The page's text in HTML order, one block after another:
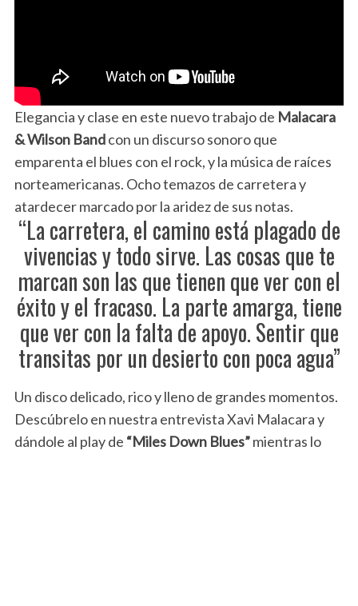
Elegancia y clase en este nuevo trabajo de Malacara
& Wilson Bandcon un discurso sonoro que
emparenta el blues con el rock, y la música de raíces
norteamericanas. Ocho temazos de carretera y
atardecer marcado por la aridez de sus notas.
“La carretera, el camino está plagado de
vivencias y todo sirve. Las cosas que te
marcan son las que tienen que ver con el
éxito y el fracaso. La parte amarga, tiene
que ver con la falta de apoyo. Sentir que
transitas por un desierto con poca agua”
Un disco delicado, rico y lleno de grandes momentos.
Descúbrelo en nuestra entrevista Xavi Malacara y
dándole al play de “Miles Down Blues”mientras lo